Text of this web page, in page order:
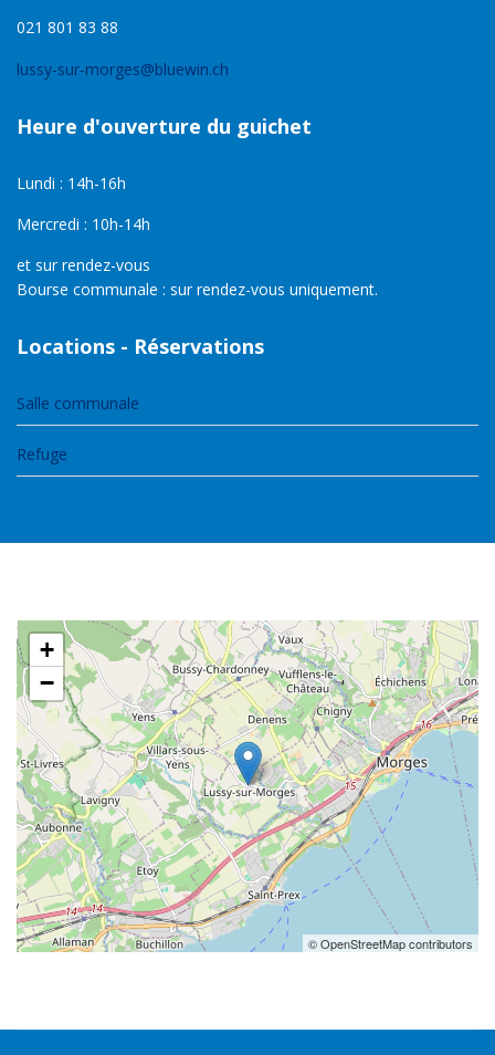
021 801 83 88
lussy-sur-morges@bluewin.ch
Heure d'ouverture du guichet
Lundi : 14h-16h
Mercredi : 10h-14h
et sur rendez-vous
Bourse communale : sur rendez-vous uniquement.
Locations - Réservations
Salle communale
Refuge
+
−
© OpenStreetMap contributors